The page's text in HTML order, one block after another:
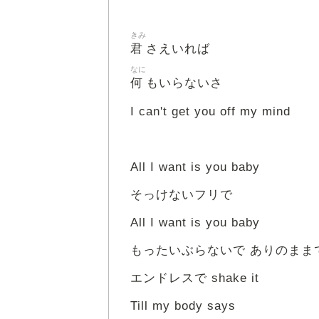
君
きみ
さえいれば
何
なに
もいらないさ
I can't get you off my mind
All I want is you baby
そっけないフリで
All I want is you baby
もったいぶらないで ありのまま
エンドレスで shake it
Till my body says